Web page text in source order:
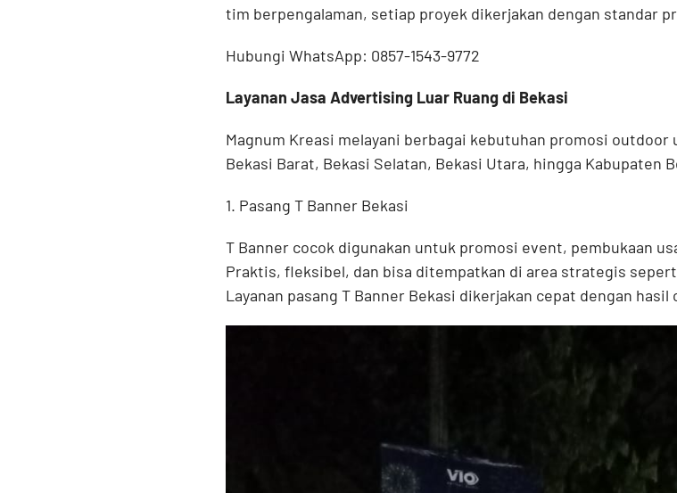
tim berpengalaman, setiap proyek dikerjakan dengan standar
Hubungi WhatsApp: 0857-1543-9772
Layanan Jasa Advertising Luar Ruang di Bekasi
Magnum Kreasi melayani berbagai kebutuhan promosi outdoor
Bekasi Barat, Bekasi Selatan, Bekasi Utara, hingga Kabupaten
1. Pasang T Banner Bekasi
T Banner cocok digunakan untuk promosi event, pembukaan
Praktis, fleksibel, dan bisa ditempatkan di area strategis
Layanan pasang T Banner Bekasi dikerjakan cepat dengan